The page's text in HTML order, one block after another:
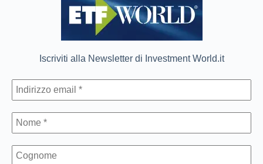
Iscriviti alla Newsletter di Investment World.it